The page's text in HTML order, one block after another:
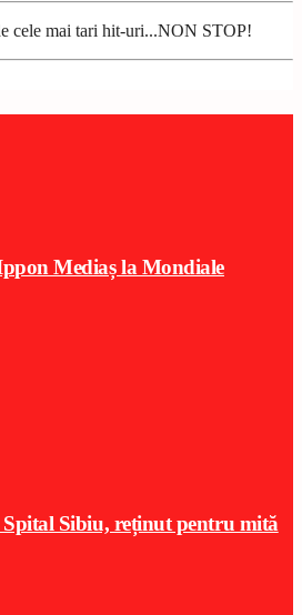
cele mai tari hit-uri...NON STOP!
Mediaș la Mondiale
Sibiu, reținut pentru mită